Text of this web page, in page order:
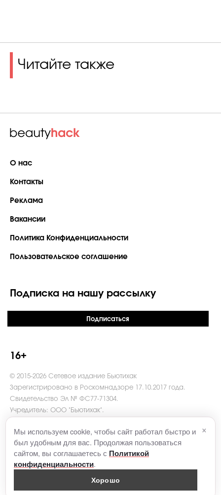
Читайте также
О нас
Контакты
Реклама
Вакансии
Политика Конфиденциальности
Пользовательское соглашение
Подписка на нашу рассылку
Подписаться
16+
© 2015-2026 Сетевое издание Бьютихак
Зарегистрировано в Роскомнадзоре 17.10.2017 года.
Свидетельство Эл № ФС77-71304.
Учредитель: ООО "Бьютихак".
Адрес редакции: 121069, г. Москва, пер. Столовый, д. 6.
Телефон: +7 (495)916-61-51
e-mailcontact@beautyhack.ru
Мы используем cookie, чтобы сайт работал быстро и
был удобным для вас. Продолжая пользоваться
сайтом, вы соглашаетесь с Политикой
конфиденциальности.
Хорошо
×